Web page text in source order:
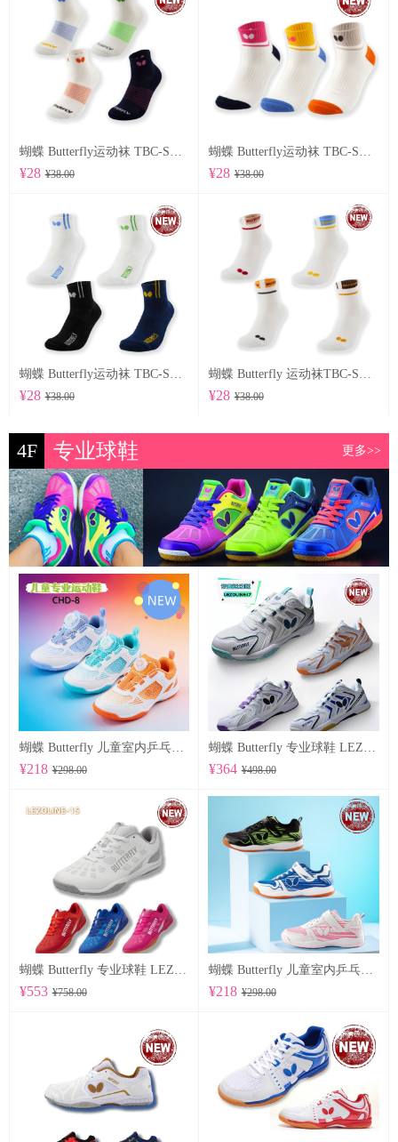
¥28 ¥38.00 ¥28 ¥38.00
¥28 ¥38.00 ¥28 ¥38.00
4F 专业球鞋 更多>>
蝴蝶 Butterfly 儿童室内乒乓球鞋 CHD-8
¥218 ¥298.00
蝴蝶 Butterfly 专业球鞋 LEZOLINE-17
¥364 ¥498.00
蝴蝶 Butterfly 专业球鞋 LEZOLINE-15
¥553 ¥758.00
蝴蝶 Butterfly 儿童室内乒乓球鞋 CHD-7
¥218 ¥298.00